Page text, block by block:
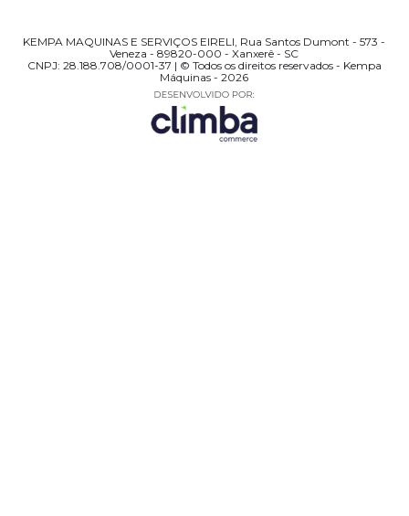
KEMPA MAQUINAS E SERVIÇOS EIRELI, Rua Santos Dumont - 573 -
Veneza - 89820-000 - Xanxerê - SC
CNPJ: 28.188.708/0001-37 | © Todos os direitos reservados - Kempa
Máquinas - 2026